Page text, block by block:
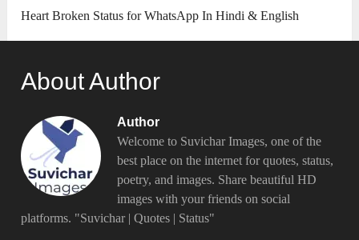
Heart Broken Status for WhatsApp In Hindi & English
About Author
Author
Welcome to Suvichar Images, one of the
best place on the internet for quotes, status,
poetry, and images. Share beautiful HD
images with your friends on social
platforms. "Suvichar | Quotes | Status"